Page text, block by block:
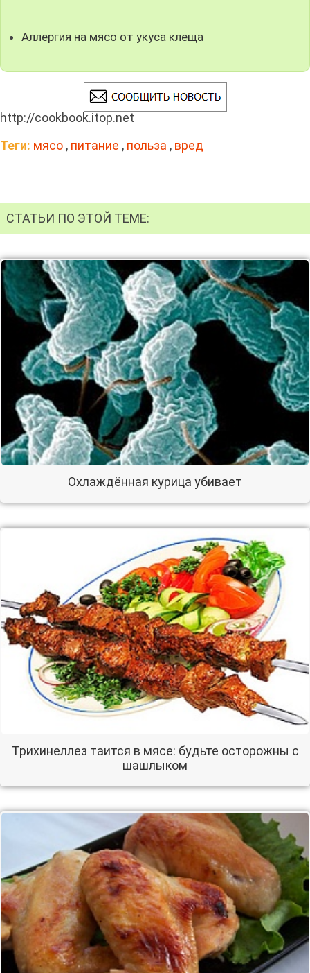
Аллергия на мясо от укуса клеща
http://cookbook.itop.net
Теги: мясо , питание , польза , вред
СТАТЬИ ПО ЭТОЙ ТЕМЕ:
Охлаждённая курица убивает
Трихинеллез таится в мясе: будьте осторожны с
шашлыком